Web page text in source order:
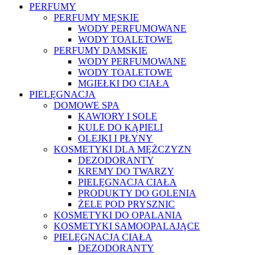
PERFUMY
PERFUMY MĘSKIE
WODY PERFUMOWANE
WODY TOALETOWE
PERFUMY DAMSKIE
WODY PERFUMOWANE
WODY TOALETOWE
MGIEŁKI DO CIAŁA
PIELĘGNACJA
DOMOWE SPA
KAWIORY I SOLE
KULE DO KĄPIELI
OLEJKI I PŁYNY
KOSMETYKI DLA MĘŻCZYZN
DEZODORANTY
KREMY DO TWARZY
PIELĘGNACJA CIAŁA
PRODUKTY DO GOLENIA
ŻELE POD PRYSZNIC
KOSMETYKI DO OPALANIA
KOSMETYKI SAMOOPALAJĄCE
PIELĘGNACJA CIAŁA
DEZODORANTY